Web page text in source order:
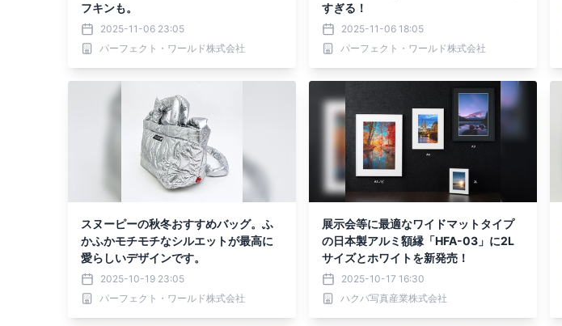
フキンも。
2025-11-06 23:05
パーフェクト・ワールド株式会社
すぎる！
2025-11-06 18:05
パーフェクト・ワールド株式会社
スヌーピーの秋冬おすすめバッグ。ふ
かふかモチモチなシルエットが最高に
愛らしいデザインです。
2025-10-19 23:05
パーフェクト・ワールド株式会社
展示会等に最適なワイドマットタイプ
の日本製アルミ額縁「HFA-03」に2L
サイズとホワイトを新発売！
2025-10-17 16:30
ハクバ写真産業株式会社